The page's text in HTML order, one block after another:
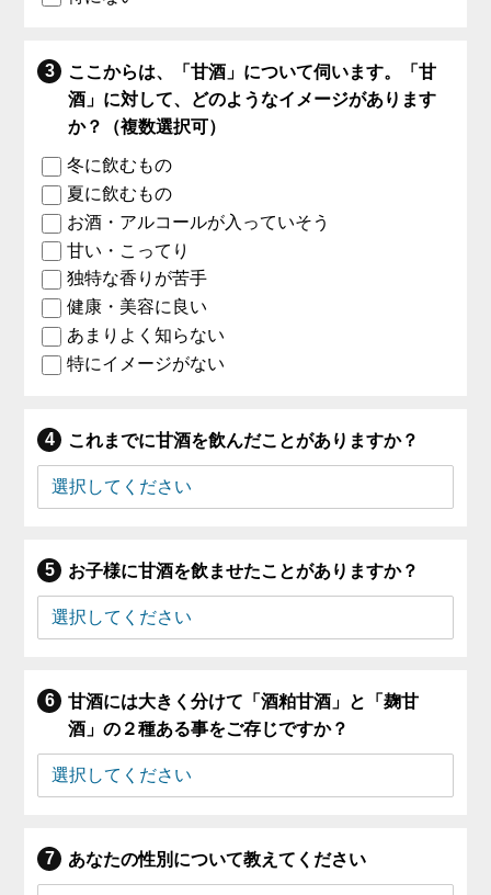
ここからは、「甘酒」について伺います。「甘
酒」に対して、どのようなイメージがあります
か？（複数選択可）
冬に飲むもの
夏に飲むもの
お酒・アルコールが入っていそう
甘い・こってり
独特な香りが苦手
健康・美容に良い
あまりよく知らない
特にイメージがない
これまでに甘酒を飲んだことがありますか？
お子様に甘酒を飲ませたことがありますか？
甘酒には大きく分けて「酒粕甘酒」と「麹甘
酒」の２種ある事をご存じですか？
あなたの性別について教えてください